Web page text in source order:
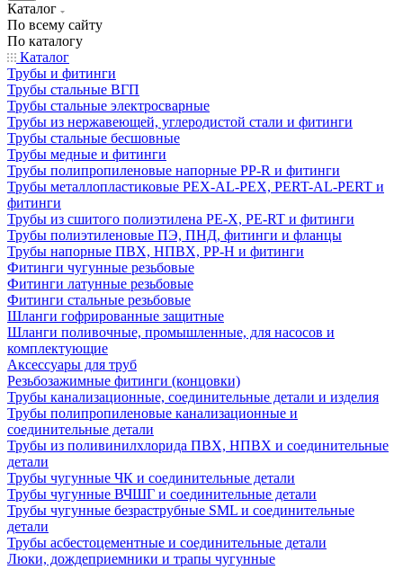
Каталог
По всему сайту
По каталогу
Каталог
Трубы и фитинги
Трубы стальные ВГП
Трубы стальные электросварные
Трубы из нержавеющей, углеродистой стали и фитинги
Трубы стальные бесшовные
Трубы медные и фитинги
Трубы полипропиленовые напорные PP-R и фитинги
Трубы металлопластиковые PEX-AL-PEX, PERT-AL-PERT и
фитинги
Трубы из сшитого полиэтилена PE-X, PE-RT и фитинги
Трубы полиэтиленовые ПЭ, ПНД, фитинги и фланцы
Трубы напорные ПВХ, НПВХ, PP-H и фитинги
Фитинги чугунные резьбовые
Фитинги латунные резьбовые
Фитинги стальные резьбовые
Шланги гофрированные защитные
Шланги поливочные, промышленные, для насосов и
комплектующие
Аксессуары для труб
Резьбозажимные фитинги (концовки)
Трубы канализационные, соединительные детали и изделия
Трубы полипропиленовые канализационные и
соединительные детали
Трубы из поливинилхлорида ПВХ, НПВХ и соединительные
детали
Трубы чугунные ЧК и соединительные детали
Трубы чугунные ВЧШГ и соединительные детали
Трубы чугунные безраструбные SML и соединительные
детали
Трубы асбестоцементные и соединительные детали
Люки, дождеприемники и трапы чугунные